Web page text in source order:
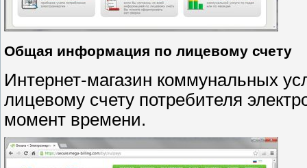
Общая информация по лицевому счету
Интернет-магазин коммунальных
лицевому счету потребителя
момент времени.